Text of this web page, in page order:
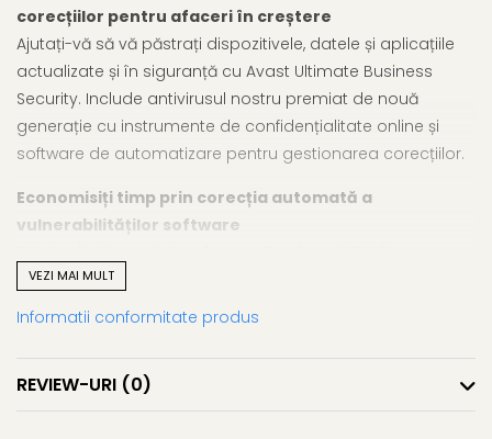
corecțiilor pentru afaceri în creștere
Ajutați-vă să vă păstrați dispozitivele, datele și aplicațiile
actualizate și în siguranță cu Avast Ultimate Business
Security. Include antivirusul nostru premiat de nouă
generație cu instrumente de confidențialitate online și
software de automatizare pentru gestionarea corecțiilor.
Economisiți timp prin corecția automată a
vulnerabilităților software
nepattchizate în sistemele de operare și în aplicațiile
utilizate în mod obișnuit (Java, Adobe, Google Chrome,
Zoom etc.) ca parte a atacurilor direcționate. Avast
Business Patch Management abordează automat
vulnerabilitățile din sistemele dvs. Windows și aplicațiile de
la terțe părți pentru a vă ajuta să vă mențineți afacerea în
VEZI MAI MULT
Informatii conformitate produs
REVIEW-URI (0)